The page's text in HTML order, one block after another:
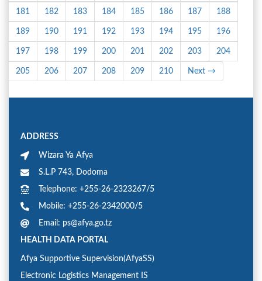
181 182 183 184 185 186 187 188
189 190 191 192 193 194 195 196
197 198 199 200 201 202 203 204
205 206 207 208 209 210 Next →
ADDRESS
Wizara Ya Afya
S.L.P 743, Dodoma
Telephone: +255-26-2323267/5
Mobile: +255-26-2342000/5
Email: ps@afya.go.tz
HEALTH DATA PORTAL
Afya Supportive Supervision(AfyaSS)
Electronic Logistics Management IS